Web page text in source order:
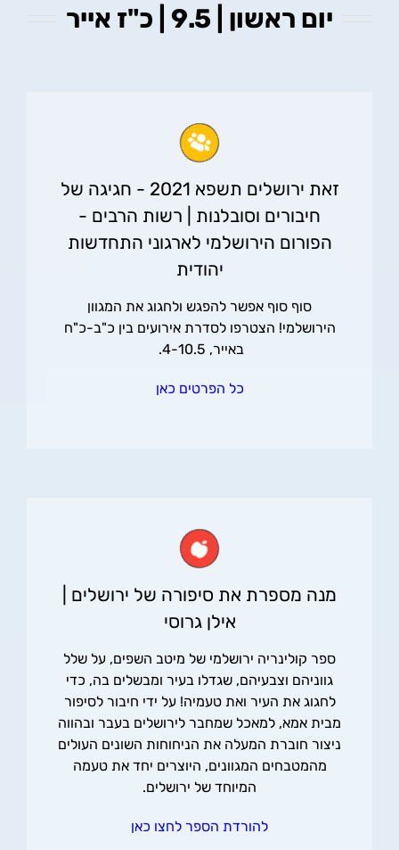
יום ראשון | 9.5 | כ"ז אייר
זאת ירושלים תשפא 2021 - חגיגה של
חיבורים וסובלנות | רשות הרבים -
הפורום הירושלמי לארגוני התחדשות
יהודית
סוף סוף אפשר להפגש ולחגוג את המגוון
הירושלמי! הצטרפו לסדרת אירועים בין כ"ב-כ"ח
באייר, 4-10.5.
כל הפרטים כאן
מנה מספרת את סיפורה של ירושלים |
אילן גרוסי
ספר קולינריה ירושלמי של מיטב השפים, על שלל
גווניהם וצבעיהם, שגדלו בעיר ומבשלים בה, כדי
לחגוג את העיר ואת טעמיה! על ידי חיבור לסיפור
מבית אמא, למאכל שמחבר לירושלים בעבר ובהווה
ניצור חוברת המעלה את הניחוחות השונים העולים
מהמטבחים המגוונים, היוצרים יחד את טעמה
המיוחד של ירושלים.
להורדת הספר לחצו כאן